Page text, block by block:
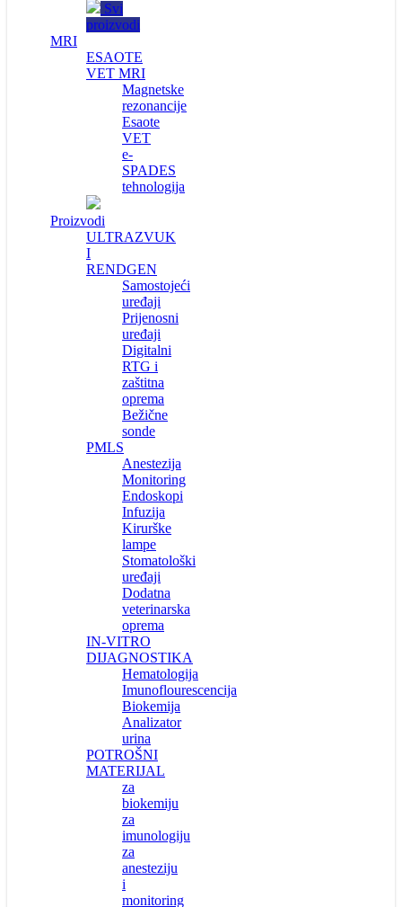
Svi
proizvodi
MRI
ESAOTE
VET MRI
Magnetske
rezonancije
Esaote
VET
e-
SPADES
tehnologija
Proizvodi
ULTRAZVUK
I
RENDGEN
Samostojeći
uređaji
Prijenosni
uređaji
Digitalni
RTG i
zaštitna
oprema
Bežične
sonde
PMLS
Anestezija
Monitoring
Endoskopi
Infuzija
Kirurške
lampe
Stomatološki
uređaji
Dodatna
veterinarska
oprema
IN-VITRO
DIJAGNOSTIKA
Hematologija
Imunoflourescencija
Biokemija
Analizator
urina
POTROŠNI
MATERIJAL
za
biokemiju
za
imunologiju
za
anesteziju
i
monitoring